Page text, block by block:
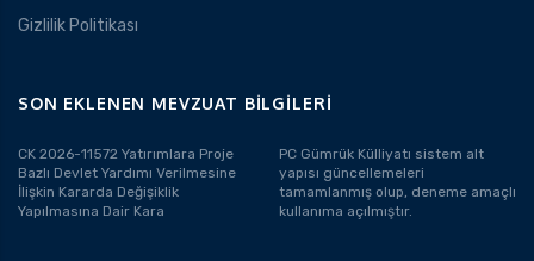
Gizlilik Politikası
SON EKLENEN MEVZUAT BILGILERI
CK 2026-11572 Yatırımlara Proje
Bazlı Devlet Yardımı Verilmesine
İlişkin Kararda Değişiklik
Yapılmasına Dair Kara
PC Gümrük Külliyatı sistem alt
yapısı güncellemeleri
tamamlanmış olup, deneme amaçlı
kullanıma açılmıştır.